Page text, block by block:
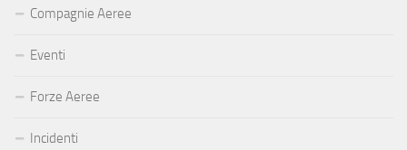
Compagnie Aeree
Eventi
Forze Aeree
Incidenti